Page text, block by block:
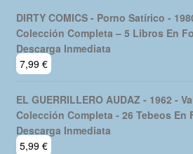
DIRTY COMICS - Porno Satírico -
Colección Completa – 5 Libros En
Descarga Inmediata
7,99 €
EL GUERRILLERO AUDAZ - 1962 -
Colección Completa - 26 Tebeos En
Descarga Inmediata
5,99 €